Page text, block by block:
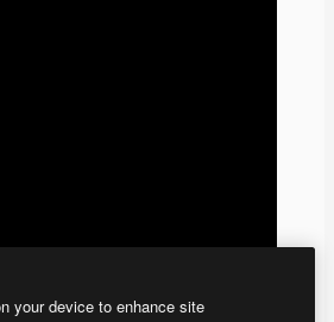
your device to enhance site